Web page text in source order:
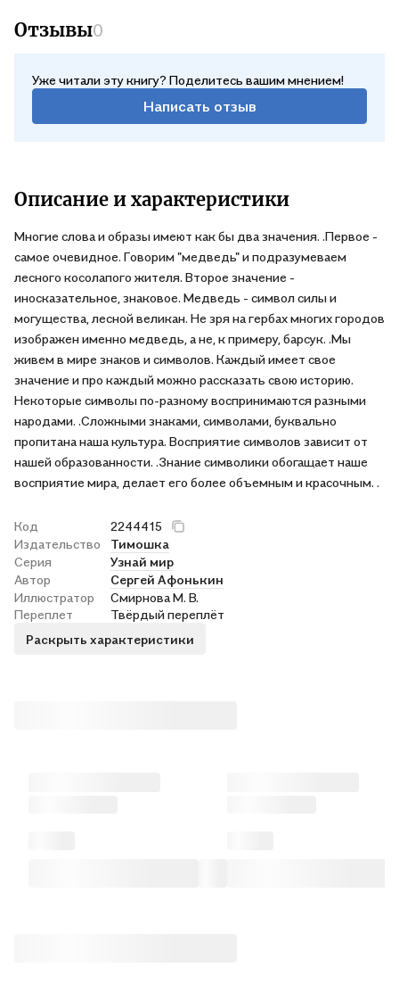
Отзывы0
Уже читали эту книгу? Поделитесь вашим мнением!
Написать отзыв
Описание и характеристики
Многие слова и образы имеют как бы два значения. .Первое -
самое очевидное. Говорим "медведь" и подразумеваем
лесного косолапого жителя. Второе значение -
иносказательное, знаковое. Медведь - символ силы и
могущества, лесной великан. Не зря на гербах многих городов
изображен именно медведь, а не, к примеру, барсук. .Мы
живем в мире знаков и символов. Каждый имеет свое
значение и про каждый можно рассказать свою историю.
Некоторые символы по-разному воспринимаются разными
народами. .Сложными знаками, символами, буквально
пропитана наша культура. Восприятие символов зависит от
нашей образованности. .Знание символики обогащает наше
восприятие мира, делает его более объемным и красочным. .
Код
2244415
Издательство
Тимошка
Серия
Узнай мир
Автор
Сергей Афонькин
Иллюстратор
Смирнова М. В.
Переплет
Твёрдый переплёт
Раскрыть характеристики